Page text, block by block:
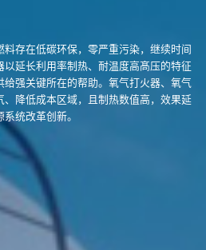
存在低碳环保，零严重污染，继续时间
延长利用率制热、耐温度高髙压的特征
强关键所在的帮助。氧气打火器、氧气
降低成本区域，且制热数值高，效果延
统改革创新。